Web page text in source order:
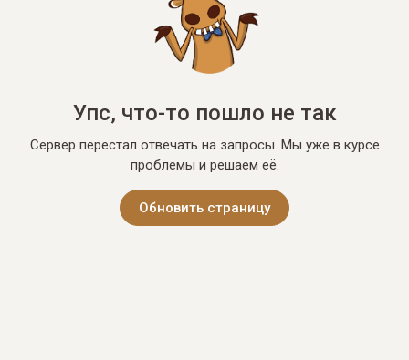
Упс, что-то пошло не так
Сервер перестал отвечать на запросы. Мы уже в курсе
проблемы и решаем её.
Обновить страницу